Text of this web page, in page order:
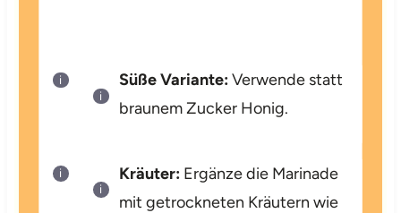
Süße Variante:Verwende statt
braunem Zucker Honig.
Kräuter: Ergänze die Marinade
mit getrockneten Kräutern wie